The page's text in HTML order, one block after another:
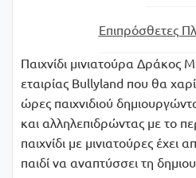
Επιπρόσθετες
Παιχνίδι μινιατούρα Δράκος
εταιρίας Bullyland που θα
ώρες παιχνιδιού
και αλληλεπιδρώντας με το
παιχνίδι με μινιατούρες έχει
παιδί να αναπτύσσει τη